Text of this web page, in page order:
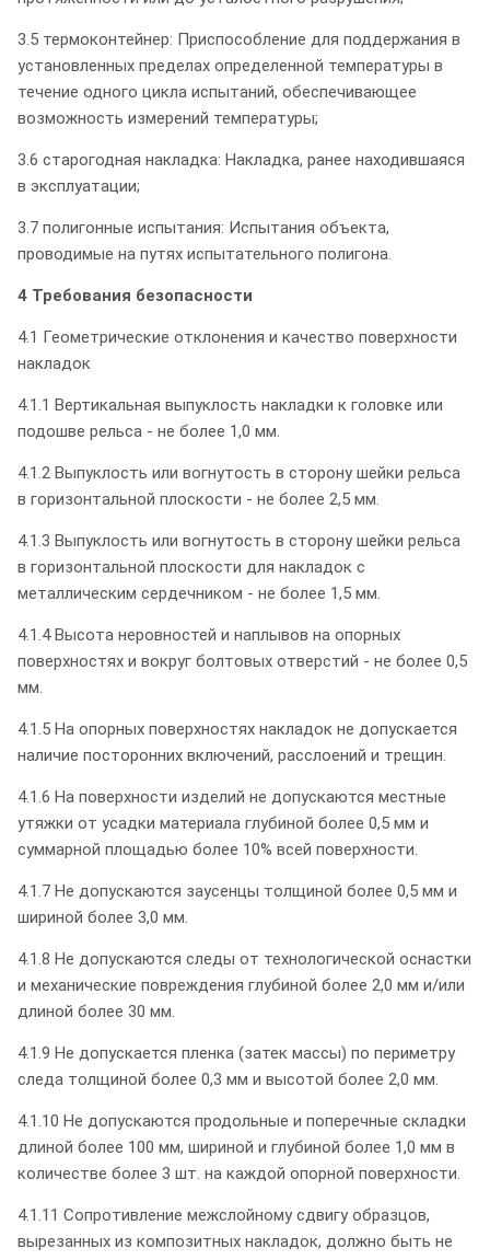
3.5 термоконтейнер: Приспособление для поддержания в
установленных пределах определенной температуры в
течение одного цикла испытаний, обеспечивающее
возможность измерений температуры;
3.6 старогодная накладка: Накладка, ранее находившаяся
в эксплуатации;
3.7 полигонные испытания: Испытания объекта,
проводимые на путях испытательного полигона.
4 Требования безопасности
4.1 Геометрические отклонения и качество поверхности
накладок
4.1.1 Вертикальная выпуклость накладки к головке или
подошве рельса - не более 1,0 мм.
4.1.2 Выпуклость или вогнутость в сторону шейки рельса
в горизонтальной плоскости - не более 2,5 мм.
4.1.3 Выпуклость или вогнутость в сторону шейки рельса
в горизонтальной плоскости для накладок с
металлическим сердечником - не более 1,5 мм.
4.1.4 Высота неровностей и наплывов на опорных
поверхностях и вокруг болтовых отверстий - не более 0,5
мм.
4.1.5 На опорных поверхностях накладок не допускается
наличие посторонних включений, расслоений и трещин.
4.1.6 На поверхности изделий не допускаются местные
утяжки от усадки материала глубиной более 0,5 мм и
суммарной площадью более 10% всей поверхности.
4.1.7 Не допускаются заусенцы толщиной более 0,5 мм и
шириной более 3,0 мм.
4.1.8 Не допускаются следы от технологической оснастки
и механические повреждения глубиной более 2,0 мм и/или
длиной более 30 мм.
4.1.9 Не допускается пленка (затек массы) по периметру
следа толщиной более 0,3 мм и высотой более 2,0 мм.
4.1.10 Не допускаются продольные и поперечные складки
длиной более 100 мм, шириной и глубиной более 1,0 мм в
количестве более 3 шт. на каждой опорной поверхности.
4.1.11 Сопротивление межслойному сдвигу образцов,
вырезанных из композитных накладок, должно быть не